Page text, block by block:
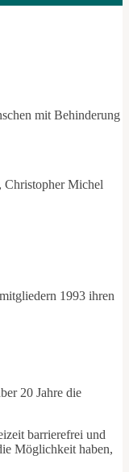
mit Behinderung
Christopher Michel
1993 ihren
20 Jahre die
barrierefrei und
Möglichkeit haben,